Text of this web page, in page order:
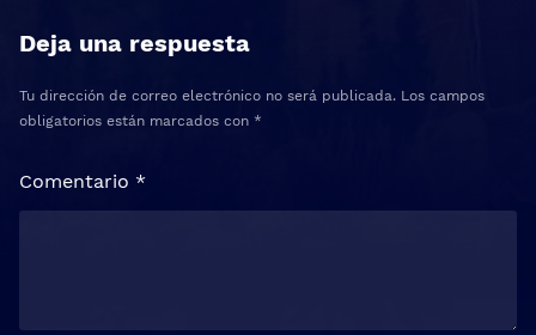
Deja una respuesta
Tu dirección de correo electrónico no será publicada. Los campos
obligatorios están marcados con *
Comentario *